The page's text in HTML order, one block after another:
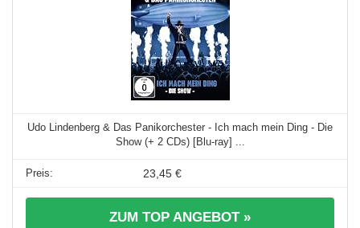
Udo Lindenberg & Das Panikorchester - Ich mach mein Ding - Die
Show (+ 2 CDs) [Blu-ray] ...
23,45 €
ZUM TOP ANGEBOT »